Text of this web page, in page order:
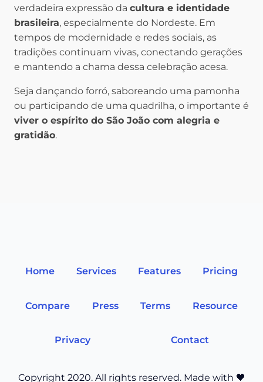
verdadeira expressão da cultura e identidade
brasileira, especialmente do Nordeste. Em
tempos de modernidade e redes sociais, as
tradições continuam vivas, conectando gerações
e mantendo a chama dessa celebração acesa.
Seja dançando forró, saboreando uma pamonha
ou participando de uma quadrilha, o importante é
viver o espírito do São João com alegria e
gratidão.
Home Services Features Pricing
Compare Press Terms Resource
Privacy Contact
Copyright 2020. All rights reserved. Made with 🖤